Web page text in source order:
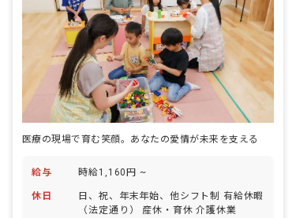
医療の現場で育む笑顔。あなたの愛情が未来を支える
給与 時給1,160円 ~
休日
日、祝、年末年始、他シフト制 有給休暇
（法定通り） 産休・育休 介護休業